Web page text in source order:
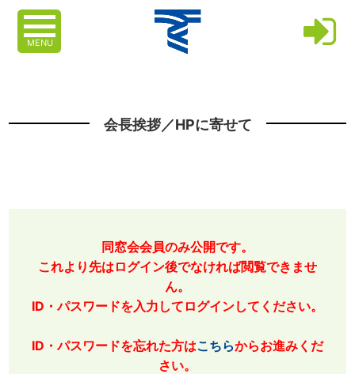
MENU
会長挨拶／HPに寄せて
同窓会会員のみ公開です。
これより先はログイン後でなければ閲覧できませ
ん。
ID・パスワードを入力してログインしてください。
ID・パスワードを忘れた方はこちらからお進みくだ
さい。